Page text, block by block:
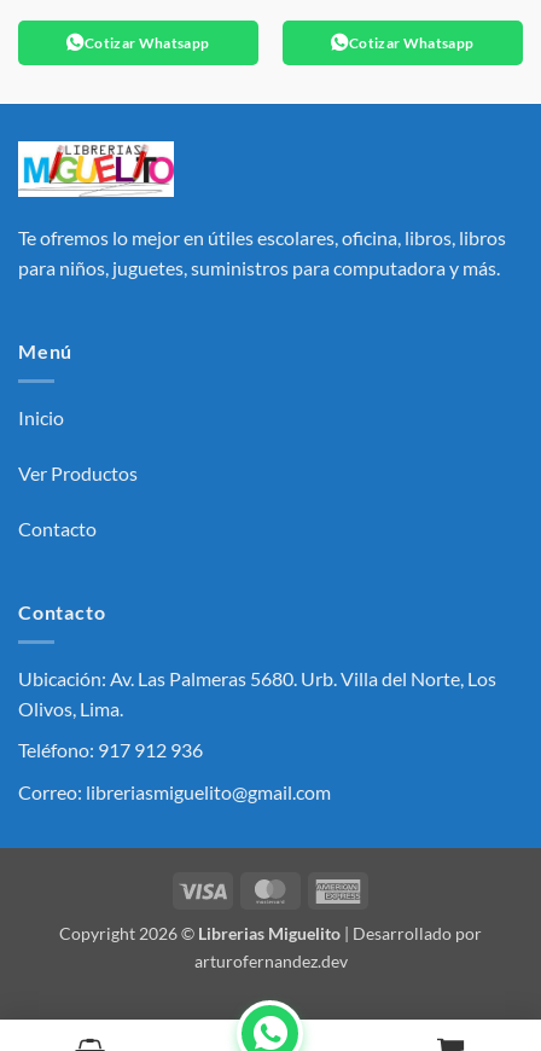
Cotizar Whatsapp Cotizar Whatsapp
Te ofremos lo mejor en útiles escolares, oficina, libros, libros
para niños, juguetes, suministros para computadora y más.
Menú
Inicio
Ver Productos
Contacto
Contacto
Ubicación: Av. Las Palmeras 5680. Urb. Villa del Norte, Los
Olivos, Lima.
Teléfono: 917 912 936
Correo: libreriasmiguelito@gmail.com
Visa MasterCard
Copyright 2026 © Librerias Miguelito | Desarrollado por
arturofernandez.dev